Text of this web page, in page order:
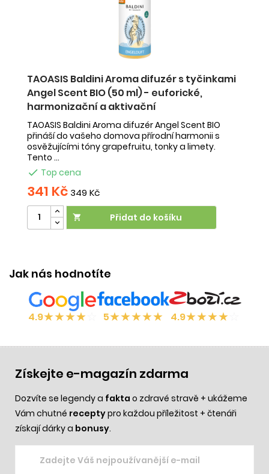
TAOASIS Baldini Aroma difuzér s tyčinkami
Angel Scent BIO (50 ml) - euforické,
harmonizační a aktivační
TAOASIS Baldini Aroma difuzér Angel Scent BIO
přináší do vašeho domova přírodní harmonii s
osvěžujícími tóny grapefruitu, tonky a limety.
Tento ...
 Top cena
341 Kč 349 Kč
 Přidat do košíku
Jak nás hodnotíte
4.9★★★★ 5★★★★★ 4.9★★★★
Získejte e-magazín zdarma
Dozvíte se legendy a fakta o zdravé stravě + ukážeme
Vám chutné receptypro každou příležitost + čtenáři
získají dárky a bonusy.